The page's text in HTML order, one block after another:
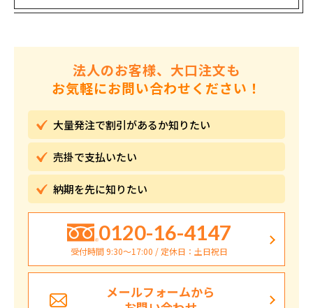
法人のお客様、大口注文も
お気軽にお問い合わせください！
大量発注で割引があるか知りたい
売掛で支払いたい
納期を先に知りたい
0120-16-4147
受付時間 9:30〜17:00 / 定休日：土日祝日
メールフォームから